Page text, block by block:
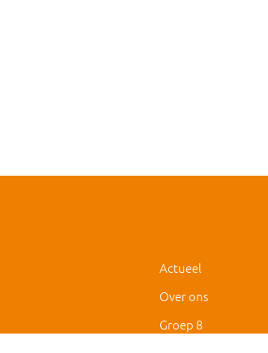
Actueel
Over ons
Groep 8